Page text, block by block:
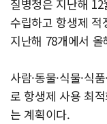
질병청은 지난해
수립하고 항생제 적
지난해 78개에서
사람·동물·식물·식
로 항생제 사용 최
는 계획이다.